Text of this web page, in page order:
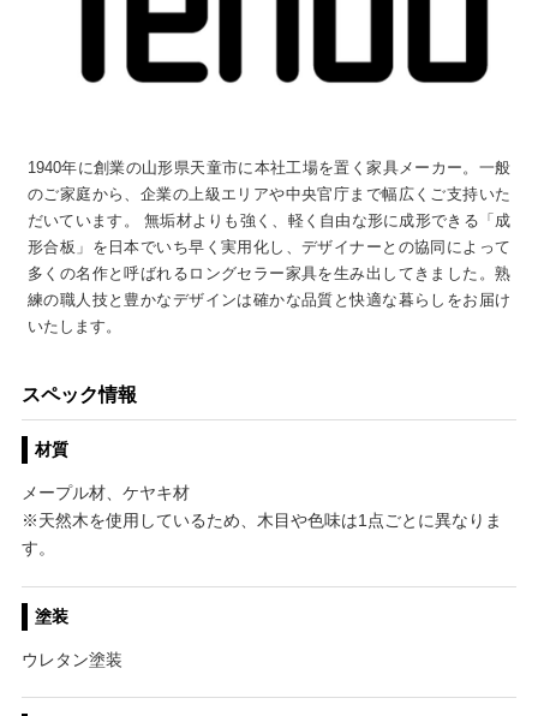
1940年に創業の山形県天童市に本社工場を置く家具メーカー。一般
のご家庭から、企業の上級エリアや中央官庁まで幅広くご支持いた
だいています。 無垢材よりも強く、軽く自由な形に成形できる「成
形合板」を日本でいち早く実用化し、デザイナーとの協同によって
多くの名作と呼ばれるロングセラー家具を生み出してきました。熟
練の職人技と豊かなデザインは確かな品質と快適な暮らしをお届け
いたします。
スペック情報
材質
メープル材、ケヤキ材
※天然木を使用しているため、木目や色味は1点ごとに異なりま
す。
塗装
ウレタン塗装